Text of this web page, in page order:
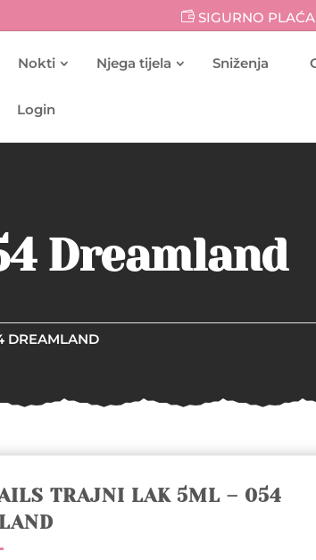
SIGURNO
Nokti Njega tijela Sniženja
Login
Dreamland
DREAMLAND
TRAJNI LAK 5ML – 054